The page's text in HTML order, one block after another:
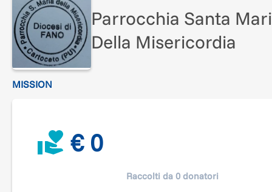
Parrocchia Santa
Della Misericordia
MISSION
€ 0
Raccolti da 0 donatori